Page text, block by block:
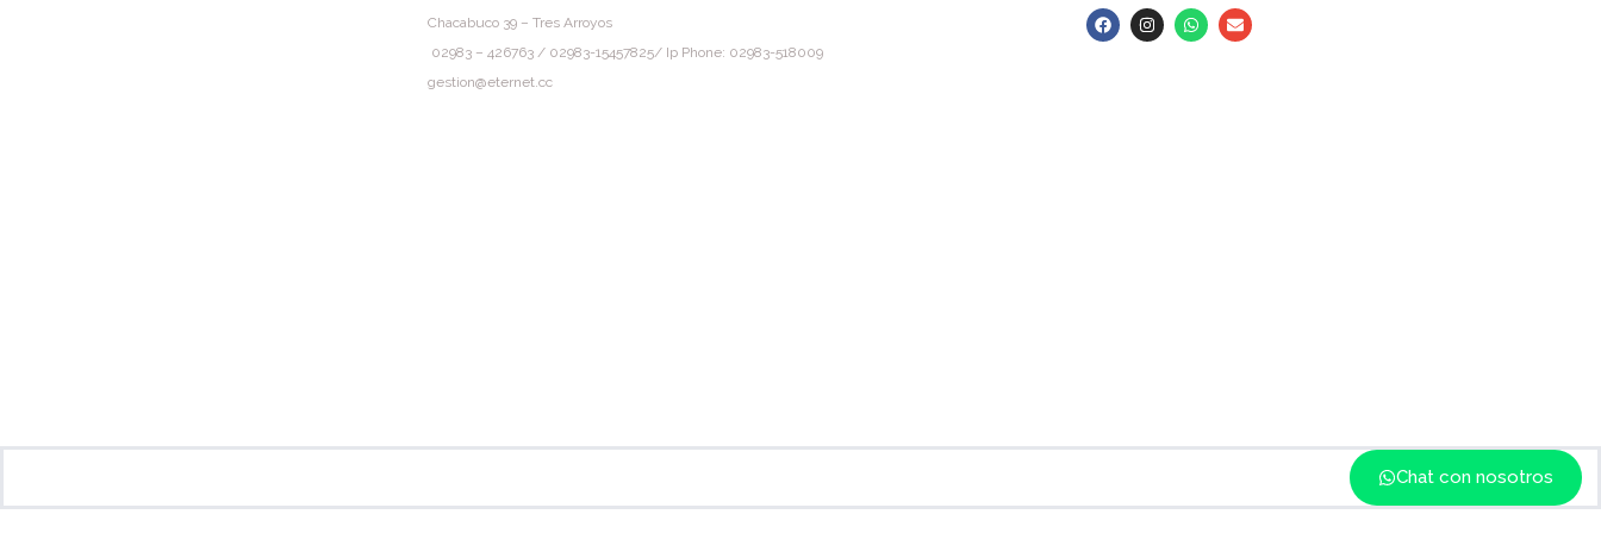
Chacabuco 39 – Tres Arroyos
02983 – 426763 / 02983-15457825/ Ip Phone: 02983-518009
gestion@eternet.cc
Chat con nosotros